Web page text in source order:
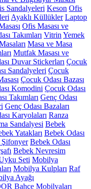
Sandalyeleri Keson Ofis
Ayaklı Küllükler Laptop
Ofis Masası ve
Takımları Vitrin Yemek
Masa ve Masa
Mutfak Masası ve
Duvar Stickerları Çocuk
Sandalyeleri Çocuk
Çocuk Odası Bazası
Komodini Çocuk Odası
Takımları Genç Odası
Genç Odası Bazaları
Karyolaları Ranza
Sandalyesi Bebek
Yatakları Bebek Odası
Bebek Odası
Bebek Nevresim
Seti Mobilya
Mobilya Kulpları Raf
Ayağı
Bahçe Mobilyaları